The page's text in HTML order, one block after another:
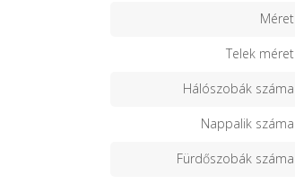
Méret
Telek méret
Hálószobák száma
Nappalik száma
Fürdőszobák száma